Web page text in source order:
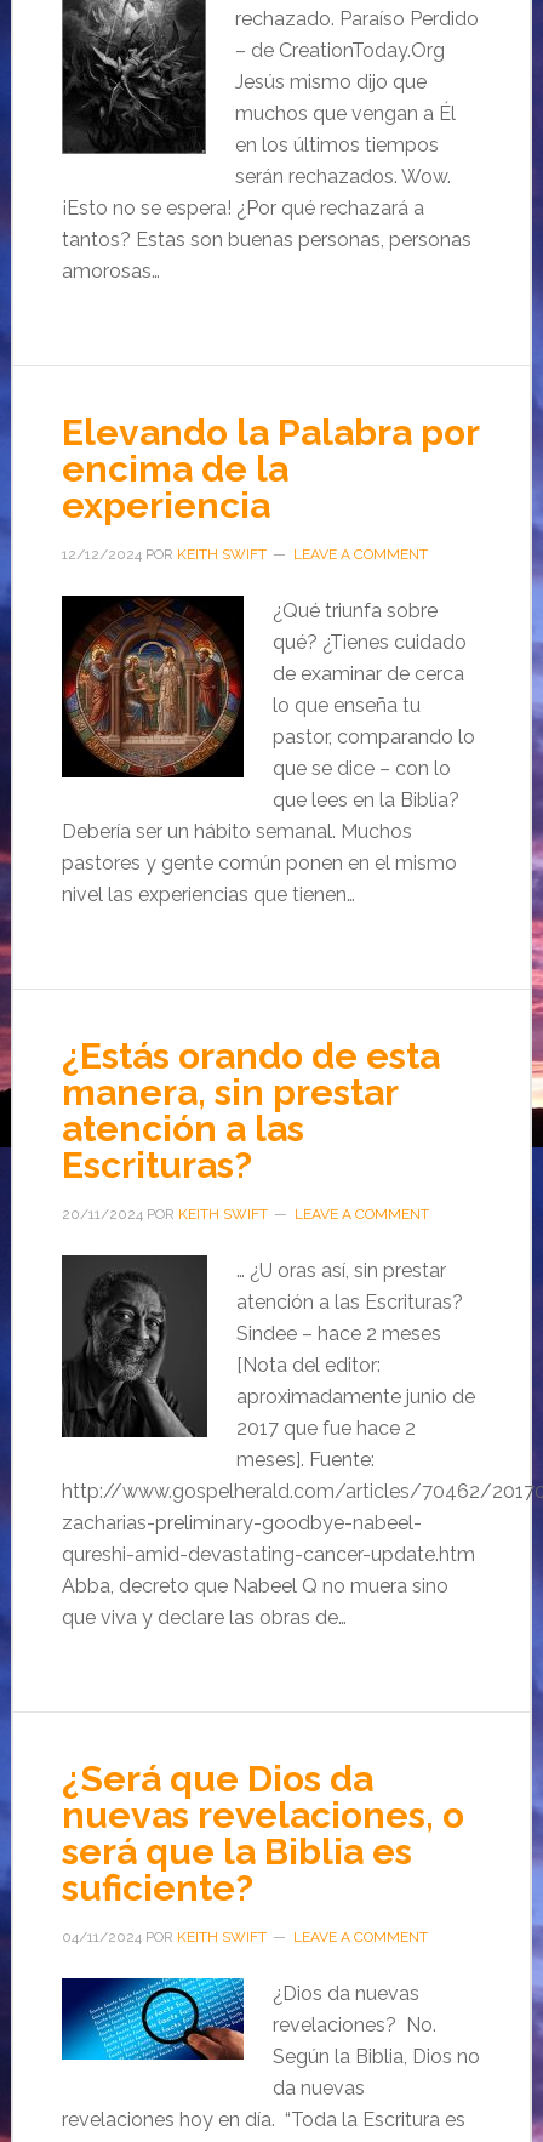
rechazado. Paraíso Perdido
– de CreationToday.Org
Jesús mismo dijo que
muchos que vengan a Él
en los últimos tiempos
serán rechazados. Wow.
¡Esto no se espera! ¿Por qué rechazará a
tantos? Estas son buenas personas, personas
amorosas…
Elevando la Palabra por
encima de la
experiencia
12/12/2024POR KEITH SWIFT LEAVE A COMMENT
¿Qué triunfa sobre
qué? ¿Tienes cuidado
de examinar de cerca
lo que enseña tu
pastor, comparando lo
que se dice – con lo
que lees en la Biblia?
Debería ser un hábito semanal. Muchos
pastores y gente común ponen en el mismo
nivel las experiencias que tienen…
¿Estás orando de esta
manera, sin prestar
atención a las
Escrituras?
20/11/2024POR KEITH SWIFT LEAVE A COMMENT
… ¿U oras así, sin prestar
atención a las Escrituras?
Sindee – hace 2 meses
[Nota del editor:
aproximadamente junio de
2017 que fue hace 2
meses]. Fuente:
http://www.gospelherald.com/articles/70462/
zacharias-preliminary-goodbye-nabeel-
qureshi-amid-devastating-cancer-update.htm
Abba, decreto que Nabeel Q no muera sino
que viva y declare las obras de…
¿Será que Dios da
nuevas revelaciones, o
será que la Biblia es
suficiente?
04/11/2024POR KEITH SWIFT LEAVE A COMMENT
¿Dios da nuevas
revelaciones? No.
Según la Biblia, Dios no
da nuevas
revelaciones hoy en día. “Toda la Escritura es